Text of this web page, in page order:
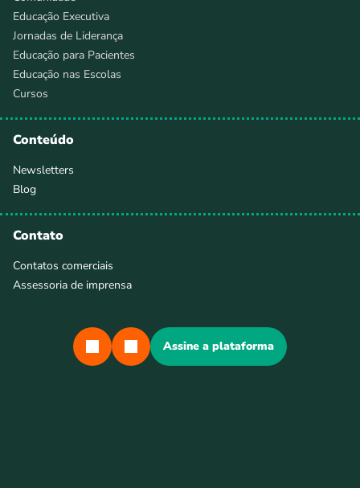
Educação Executiva
Jornadas de Liderança
Educação para Pacientes
Educação nas Escolas
Cursos
Conteúdo
Newsletters
Blog
Contato
Contatos comerciais
Assessoria de imprensa
Assine a plataforma